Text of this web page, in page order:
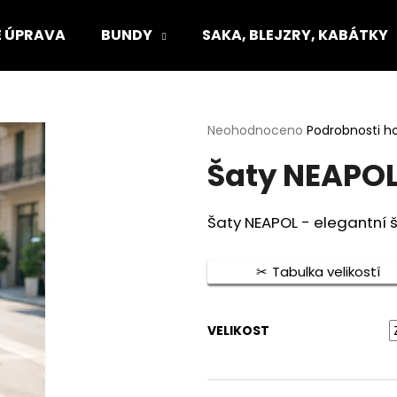
ÚPRAVA BUNDY SAKA, BLEJZRY, KABÁTKY
Průměrné
produktu
je
z
5
Neohodnoceno Podrobnosti
Šaty
Šaty NEAPOL -
Tabulka velikostí
VELIKOST
HLEDAT